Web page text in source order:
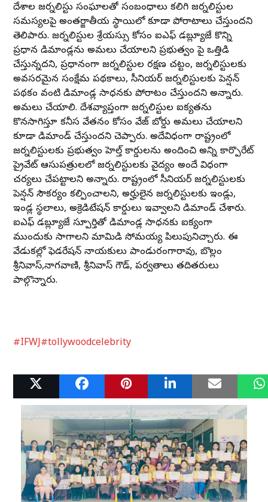
దేశాల జర్నలిస్టు సంఘాలతో సంబంధాలు కలిగి జర్నలిస్టుల
సమస్యలపై అంతర్జాతీయ స్థాయిలో కూడా పోరాటాలు చేస్తుందని
తెలిపారు. జర్నలిస్టుల శ్రేయస్సు కోసం ఐఎఫ్ డబ్ల్యూజే కొన్ని
ప్రధాన డిమాండ్లను అమలు చేయాలని ప్రభుత్వం పై ఒత్తిడి
చేస్తున్నదని, ప్రధానంగా జర్నలిస్టుల రక్షణ చట్టం, జర్నలిస్టులకు
అవసరమైన సంక్షేమ పథకాలు, సీనియర్ జర్నలిస్టులకు పెన్షన్
పథకం వంటి డిమాండ్ల సాధనకు పోరాటం చేస్తుందని అన్నారు.
అమలు చేయాలి. దేశవ్యాప్తంగా జర్నలిస్టుల ఐక్యతను
కొనసాగిస్తూ కనీస వేతనం కోసం వేజ్ బోర్డు అమలు చేయాలని
కూడా డిమాండ్ చేస్తుందని చెప్పారు. అదేవిధంగా రాష్ట్రంలో
జర్నలిస్టులకు ప్రభుత్వం హెల్త్ కార్డులను అందించి అన్ని కార్పొరేట్
ప్రైవేట్ ఆసుపత్రులలో జర్నలిస్టులకు వైద్యం అందే విధంగా
చర్యలు చేపట్టాలని అన్నారు. రాష్ట్రంలో సీనియర్ జర్నలిస్టులకు
పెన్షన్ సౌకర్యం కల్పించాలని, అర్హులైన జర్నలిస్టులకు ఇండ్లు,
ఇండ్ల స్థలాలు, అక్రెడిటేషన్ కార్డులు ఇవ్వాలని డిమాండ్ చేశారు.
ఐఎఫ్ డబ్ల్యూజే స్పూర్తితో డిమాండ్ల సాధనకు ఐక్యంగా
ముందుకు సాగాలని మామిడి సోమయ్య పిలుపునిచ్చారు. ఈ
వేడుకల్లో ఫెడరేషన్ నాయకులు పాండురంగారావు, బొల్లం
శ్రీనివాస్,నాగవాణి, శ్రీనివాస్ గౌడ్, పర్వతాలు తదితరులు
పాల్గొన్నారు.
#IFWJ#tollywoodcelebrity
Related Posts